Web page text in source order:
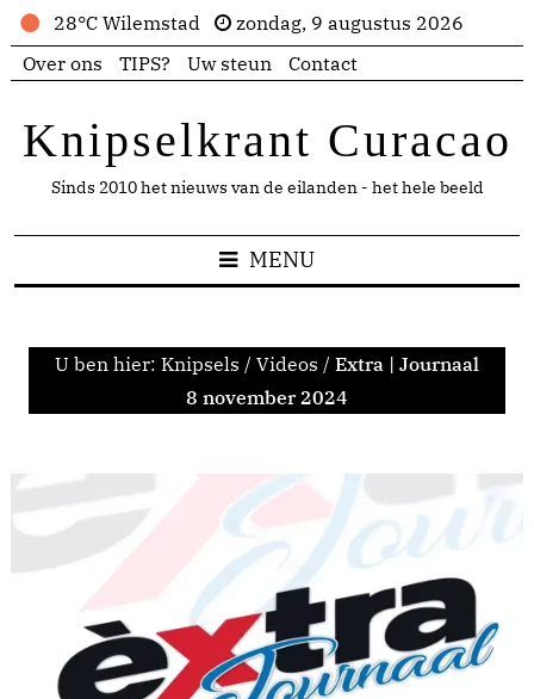
28°C Wilemstad
zondag, 9 augustus 2026
Over ons
TIPS? Uw steun Contact
Knipselkrant Curacao
Sinds 2010 het nieuws van de eilanden - het hele beeld
MENU
U ben hier: Knipsels / Videos / Extra | Journaal
8 november 2024